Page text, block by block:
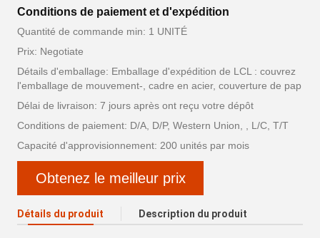
Conditions de paiement et d'expédition
Quantité de commande min: 1 UNITÉ
Prix: Negotiate
Détails d'emballage: Emballage d'expédition de LCL : couvrez
l'emballage de mouvement-, cadre en acier, couverture de pap
Délai de livraison: 7 jours après ont reçu votre dépôt
Conditions de paiement: D/A, D/P, Western Union, , L/C, T/T
Capacité d'approvisionnement: 200 unités par mois
Obtenez le meilleur prix
Détails du produit Description du produit